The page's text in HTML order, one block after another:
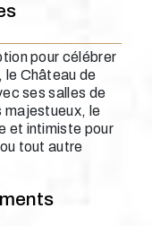
pour célébrer
le Château de
ses salles de
majestueux, le
et intimiste pour
tout autre